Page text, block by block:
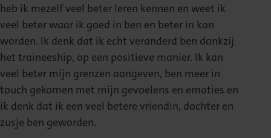
heb ik mezelf veel beter leren kennen en weet ik
veel beter waar ik goed in ben en beter in kan
worden. Ik denk dat ik echt veranderd ben dankzij
het traineeship, op een positieve manier. Ik kan
veel beter mijn grenzen aangeven, ben meer in
touch gekomen met mijn gevoelens en emoties en
ik denk dat ik een veel betere vriendin, dochter en
zusje ben geworden.